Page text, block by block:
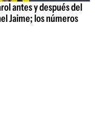
antes y después del
Jaime; los números